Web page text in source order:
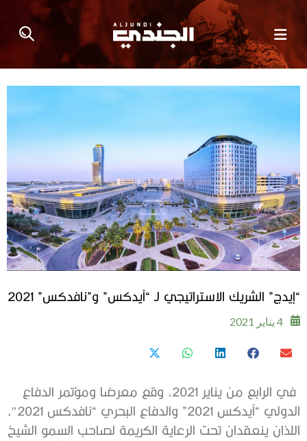
“إيدج” الشريك الاستراتيجي لـ “آيدكس” و”نافدكس” 2021
4 يناير 2021
في الرابع من يناير 2021، وقع معرضا ومؤتمر الدفاع
الدولي “آيدكس 2021” والدفاع البحري “نافدكس 2021″،
اللذان ينعقدان تحت الرعاية الكريمة لصاحب السمو الشيخ